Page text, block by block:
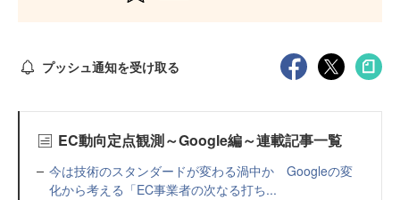
プッシュ通知を受け取る
EC動向定点観測～Google編～連載記事一覧
今は技術のスタンダードが変わる渦中か Googleの変
化から考える「EC事業者の次なる打ち...